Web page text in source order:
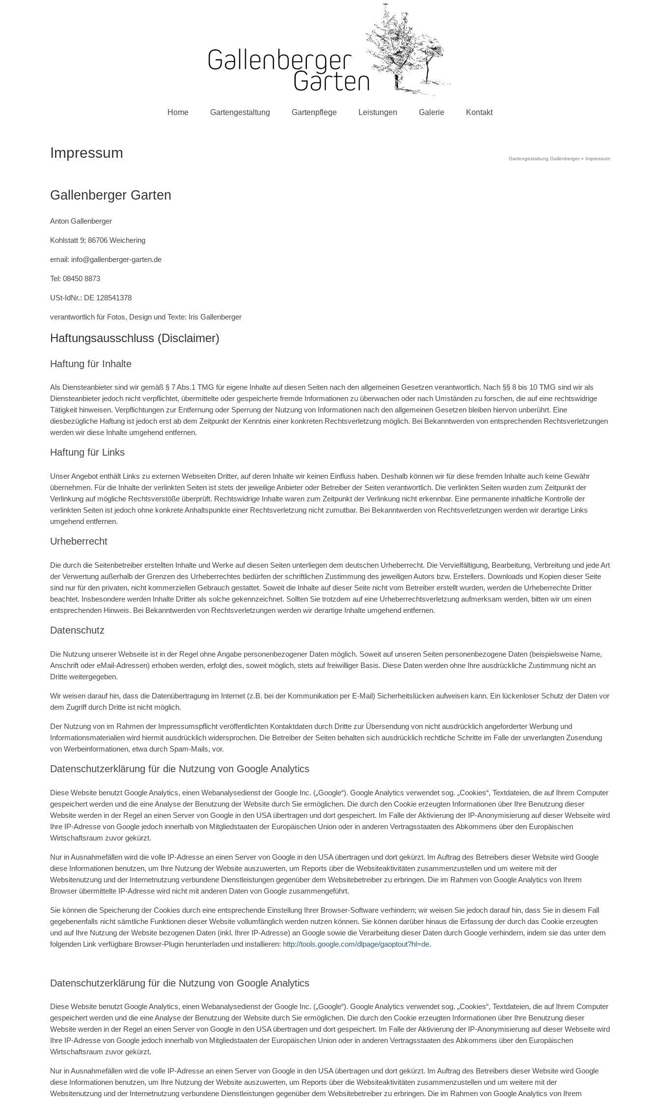
Home Gartengestaltung Gartenpflege Leistungen Galerie Kontakt
Impressum Gartengestaltung Gallenberger » Impressum
Gallenberger Garten
Anton Gallenberger
Kohlstatt 9; 86706 Weichering
email: info@gallenberger-garten.de
Tel: 08450 8873
USt-IdNr.: DE 128541378
verantwortlich für Fotos, Design und Texte: Iris Gallenberger
Haftungsausschluss (Disclaimer)
Haftung für Inhalte
Als Diensteanbieter sind wir gemäß § 7 Abs.1 TMG für eigene Inhalte auf diesen Seiten nach den allgemeinen Gesetzen verantwortlich. Nach §§ 8 bis 10 TMG sind wir als
Diensteanbieter jedoch nicht verpflichtet, übermittelte oder gespeicherte fremde Informationen zu überwachen oder nach Umständen zu forschen, die auf eine rechtswidrige
Tätigkeit hinweisen. Verpflichtungen zur Entfernung oder Sperrung der Nutzung von Informationen nach den allgemeinen Gesetzen bleiben hiervon unberührt. Eine
diesbezügliche Haftung ist jedoch erst ab dem Zeitpunkt der Kenntnis einer konkreten Rechtsverletzung möglich. Bei Bekanntwerden von entsprechenden Rechtsverletzungen
werden wir diese Inhalte umgehend entfernen.
Haftung für Links
Unser Angebot enthält Links zu externen Webseiten Dritter, auf deren Inhalte wir keinen Einfluss haben. Deshalb können wir für diese fremden Inhalte auch keine Gewähr
übernehmen. Für die Inhalte der verlinkten Seiten ist stets der jeweilige Anbieter oder Betreiber der Seiten verantwortlich. Die verlinkten Seiten wurden zum Zeitpunkt der
Verlinkung auf mögliche Rechtsverstöße überprüft. Rechtswidrige Inhalte waren zum Zeitpunkt der Verlinkung nicht erkennbar. Eine permanente inhaltliche Kontrolle der
verlinkten Seiten ist jedoch ohne konkrete Anhaltspunkte einer Rechtsverletzung nicht zumutbar. Bei Bekanntwerden von Rechtsverletzungen werden wir derartige Links
umgehend entfernen.
Urheberrecht
Die durch die Seitenbetreiber erstellten Inhalte und Werke auf diesen Seiten unterliegen dem deutschen Urheberrecht. Die Vervielfältigung, Bearbeitung, Verbreitung und jede Art
der Verwertung außerhalb der Grenzen des Urheberrechtes bedürfen der schriftlichen Zustimmung des jeweiligen Autors bzw. Erstellers. Downloads und Kopien dieser Seite
sind nur für den privaten, nicht kommerziellen Gebrauch gestattet. Soweit die Inhalte auf dieser Seite nicht vom Betreiber erstellt wurden, werden die Urheberrechte Dritter
beachtet. Insbesondere werden Inhalte Dritter als solche gekennzeichnet. Sollten Sie trotzdem auf eine Urheberrechtsverletzung aufmerksam werden, bitten wir um einen
entsprechenden Hinweis. Bei Bekanntwerden von Rechtsverletzungen werden wir derartige Inhalte umgehend entfernen.
Datenschutz
Die Nutzung unserer Webseite ist in der Regel ohne Angabe personenbezogener Daten möglich. Soweit auf unseren Seiten personenbezogene Daten (beispielsweise Name,
Anschrift oder eMail-Adressen) erhoben werden, erfolgt dies, soweit möglich, stets auf freiwilliger Basis. Diese Daten werden ohne Ihre ausdrückliche Zustimmung nicht an
Dritte weitergegeben.
Wir weisen darauf hin, dass die Datenübertragung im Internet (z.B. bei der Kommunikation per E-Mail) Sicherheitslücken aufweisen kann. Ein lückenloser Schutz der Daten vor
dem Zugriff durch Dritte ist nicht möglich.
Der Nutzung von im Rahmen der Impressumspflicht veröffentlichten Kontaktdaten durch Dritte zur Übersendung von nicht ausdrücklich angeforderter Werbung und
Informationsmaterialien wird hiermit ausdrücklich widersprochen. Die Betreiber der Seiten behalten sich ausdrücklich rechtliche Schritte im Falle der unverlangten Zusendung
von Werbeinformationen, etwa durch Spam-Mails, vor.
Datenschutzerklärung für die Nutzung von Google Analytics
Diese Website benutzt Google Analytics, einen Webanalysedienst der Google Inc. („Google“). Google Analytics verwendet sog. „Cookies“, Textdateien, die auf Ihrem Computer
gespeichert werden und die eine Analyse der Benutzung der Website durch Sie ermöglichen. Die durch den Cookie erzeugten Informationen über Ihre Benutzung dieser
Website werden in der Regel an einen Server von Google in den USA übertragen und dort gespeichert. Im Falle der Aktivierung der IP-Anonymisierung auf dieser Webseite wird
Ihre IP-Adresse von Google jedoch innerhalb von Mitgliedstaaten der Europäischen Union oder in anderen Vertragsstaaten des Abkommens über den Europäischen
Wirtschaftsraum zuvor gekürzt.
Nur in Ausnahmefällen wird die volle IP-Adresse an einen Server von Google in den USA übertragen und dort gekürzt. Im Auftrag des Betreibers dieser Website wird Google
diese Informationen benutzen, um Ihre Nutzung der Website auszuwerten, um Reports über die Websiteaktivitäten zusammenzustellen und um weitere mit der
Websitenutzung und der Internetnutzung verbundene Dienstleistungen gegenüber dem Websitebetreiber zu erbringen. Die im Rahmen von Google Analytics von Ihrem
Browser übermittelte IP-Adresse wird nicht mit anderen Daten von Google zusammengeführt.
Sie können die Speicherung der Cookies durch eine entsprechende Einstellung Ihrer Browser-Software verhindern; wir weisen Sie jedoch darauf hin, dass Sie in diesem Fall
gegebenenfalls nicht sämtliche Funktionen dieser Website vollumfänglich werden nutzen können. Sie können darüber hinaus die Erfassung der durch das Cookie erzeugten
und auf Ihre Nutzung der Website bezogenen Daten (inkl. Ihrer IP-Adresse) an Google sowie die Verarbeitung dieser Daten durch Google verhindern, indem sie das unter dem
folgenden Link verfügbare Browser-Plugin herunterladen und installieren: http://tools.google.com/dlpage/gaoptout?hl=de.
Datenschutzerklärung für die Nutzung von Google Analytics
Diese Website benutzt Google Analytics, einen Webanalysedienst der Google Inc. („Google“). Google Analytics verwendet sog. „Cookies“, Textdateien, die auf Ihrem Computer
gespeichert werden und die eine Analyse der Benutzung der Website durch Sie ermöglichen. Die durch den Cookie erzeugten Informationen über Ihre Benutzung dieser
Website werden in der Regel an einen Server von Google in den USA übertragen und dort gespeichert. Im Falle der Aktivierung der IP-Anonymisierung auf dieser Webseite wird
Ihre IP-Adresse von Google jedoch innerhalb von Mitgliedstaaten der Europäischen Union oder in anderen Vertragsstaaten des Abkommens über den Europäischen
Wirtschaftsraum zuvor gekürzt.
Nur in Ausnahmefällen wird die volle IP-Adresse an einen Server von Google in den USA übertragen und dort gekürzt. Im Auftrag des Betreibers dieser Website wird Google
diese Informationen benutzen, um Ihre Nutzung der Website auszuwerten, um Reports über die Websiteaktivitäten zusammenzustellen und um weitere mit der
Websitenutzung und der Internetnutzung verbundene Dienstleistungen gegenüber dem Websitebetreiber zu erbringen. Die im Rahmen von Google Analytics von Ihrem